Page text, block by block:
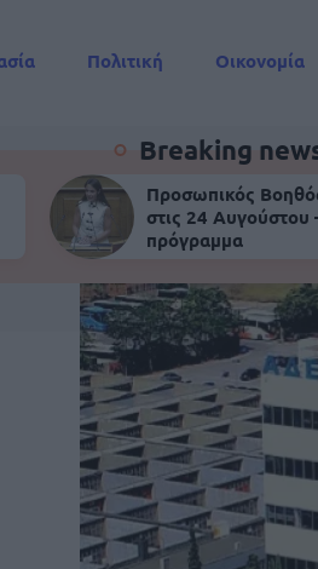
Πολιτική Οικονομία
Breaking
Προσωπικός
στις 24 Αυγούστου
πρόγραμμα